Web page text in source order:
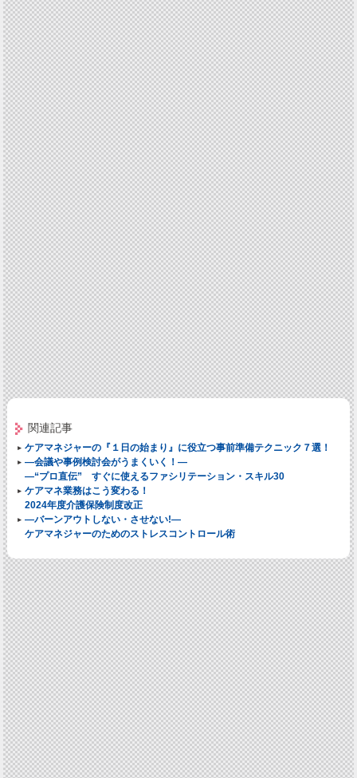
関連記事
ケアマネジャーの『１日の始まり』に役立つ事前準備テクニック７選！
―会議や事例検討会がうまくいく！―
―“プロ直伝” すぐに使えるファシリテーション・スキル30
ケアマネ業務はこう変わる！
2024年度介護保険制度改正
―バーンアウトしない・させない!―
ケアマネジャーのためのストレスコントロール術